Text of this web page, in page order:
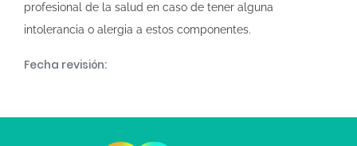
profesional de la salud en caso de tener alguna
intolerancia o alergia a estos componentes.
Fecha revisión: